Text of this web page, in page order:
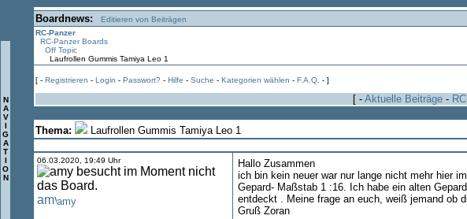
N
A
V
I
G
A
T
I
O
N
Boardnews: Editieren von Beiträgen
RC-Panzer
RC-Panzer Boards
Off Topic
Laufrollen Gummis Tamiya Leo 1
[ - Registrieren - Login - Passwort? - Hilfe - Suche - Kategorien wählen - F.A.Q. - ]
[ - Aktuelle Beiträge -
Thema: Laufrollen Gummis Tamiya Leo 1
06.03.2020, 19:49 Uhr
amy
Hallo Zusammen
ich bin kein neuer war nur lange nicht mehr hier
Gepard- Maßstab 1 :16. Ich habe ein alten
entdeckt . Meine frage an euch, weiß jemand ob
Gruß Zoran